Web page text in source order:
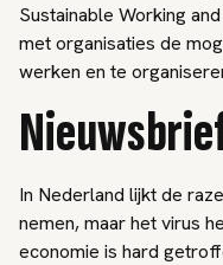
Sustainable Working
met organisaties de
werken en te
In Nederland lijkt de
nemen, maar het virus
economie is hard